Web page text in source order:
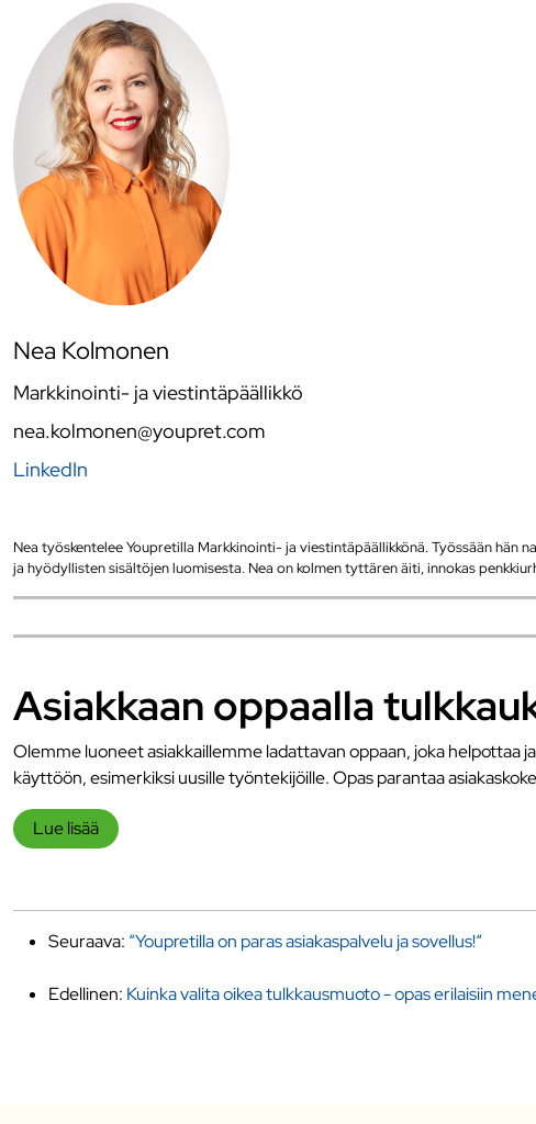
Nea Kolmonen
Markkinointi- ja viestintäpäällikkö
nea.kolmonen@youpret.com
LinkedIn
Nea työskentelee Youpretilla Markkinointi- ja viestintäpäällikkönä. Työssään hän
ja hyödyllisten sisältöjen luomisesta. Nea on kolmen tyttären äiti, innokas
Asiakkaan oppaalla
Olemme luoneet asiakkaillemme ladattavan oppaan, joka helpottaa
käyttöön, esimerkiksi uusille työntekijöille. Opas parantaa
Lue lisää
Seuraava: “Youpretilla on paras asiakaspalvelu ja sovellus!“
Edellinen: Kuinka valita oikea tulkkausmuoto - opas erilaisiin